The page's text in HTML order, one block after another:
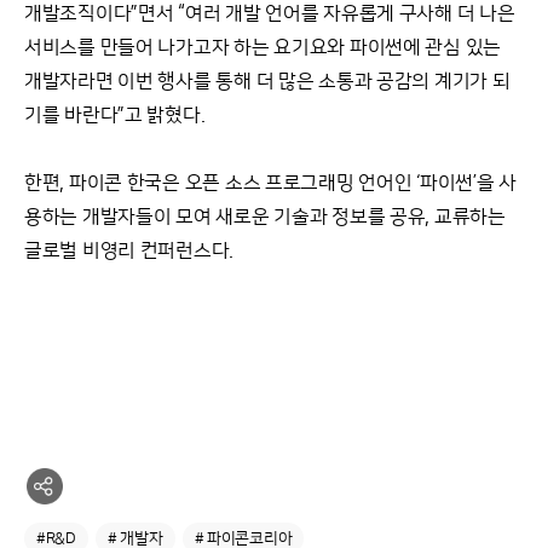
개발조직이다”면서 “여러 개발 언어를 자유롭게 구사해 더 나은
서비스를 만들어 나가고자 하는 요기요와 파이썬에 관심 있는
개발자라면 이번 행사를 통해 더 많은 소통과 공감의 계기가 되
기를 바란다”고 밝혔다.
한편, 파이콘 한국은 오픈 소스 프로그래밍 언어인 ‘파이썬’을 사
용하는 개발자들이 모여 새로운 기술과 정보를 공유, 교류하는
글로벌 비영리 컨퍼런스다.
#R&D # 개발자 # 파이콘코리아